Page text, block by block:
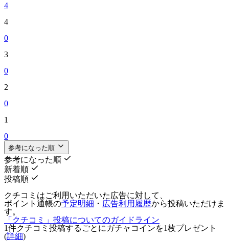
4
4
0
3
0
2
0
1
0
参考になった順
参考になった順
新着順
投稿順
クチコミはご利用いただいた広告に対して、
ポイント通帳の予定明細 ・ 広告利用履歴から投稿いただけま
す。
「クチコミ」投稿についてのガイドライン
1件クチコミ投稿するごとに ガチャコインを1枚プレゼント
(詳細)